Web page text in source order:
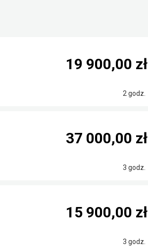
2 godz.
19 900,00 zł
3 godz.
37 000,00 zł
3 godz.
15 900,00 zł